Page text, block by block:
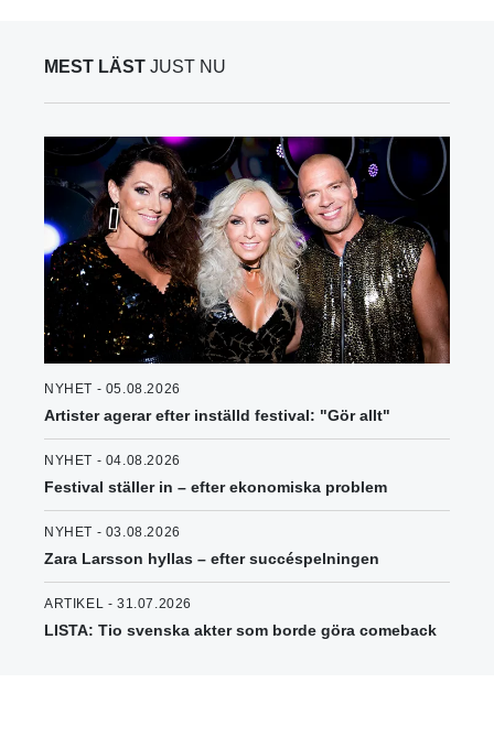
MEST LÄST JUST NU
NYHET - 05.08.2026
Artister agerar efter inställd festival: "Gör allt"
NYHET - 04.08.2026
Festival ställer in – efter ekonomiska problem
NYHET - 03.08.2026
Zara Larsson hyllas – efter succéspelningen
ARTIKEL - 31.07.2026
LISTA: Tio svenska akter som borde göra comeback